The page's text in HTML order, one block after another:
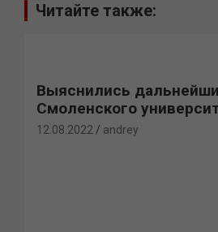
Читайте также:
Выяснились
Смоленского
12.08.2022 andrey